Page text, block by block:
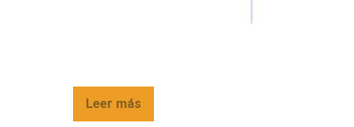
Leer más